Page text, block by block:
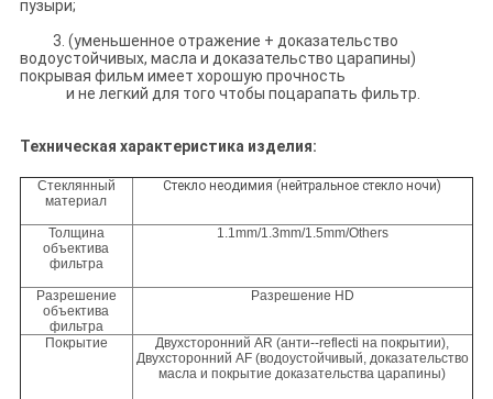
пузыри;
3. (уменьшенное отражение + доказательство
водоустойчивых, масла и доказательство царапины)
покрывая фильм имеет хорошую прочность
и не легкий для того чтобы поцарапать фильтр.
Техническая характеристика изделия:
Стеклянный
материал
Стекло неодимия (нейтральное стекло ночи)
Толщина
объектива
фильтра
1.1mm/1.3mm/1.5mm/Others
Разрешение
объектива
фильтра
Разрешение HD
Покрытие
Двухсторонний AR (анти--reflecti на покрытии),
Двухсторонний AF (водоустойчивый, доказательство
масла и покрытие доказательства царапины)